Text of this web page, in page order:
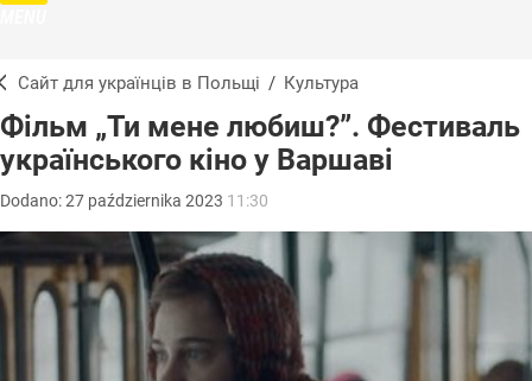
Сайт для українців в Польщі / Культура
Фільм „Ти мене любиш?”. Фестиваль
українського кіно у Варшаві
Dodano:27 października 2023 11:30